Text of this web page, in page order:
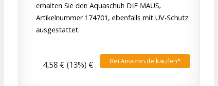
erhalten Sie den Aquaschuh DIE MAUS,
Artikelnummer 174701, ebenfalls mit UV-Schutz
ausgestattet
Bei Amazon.de kaufen*
4,58 € (13%) €